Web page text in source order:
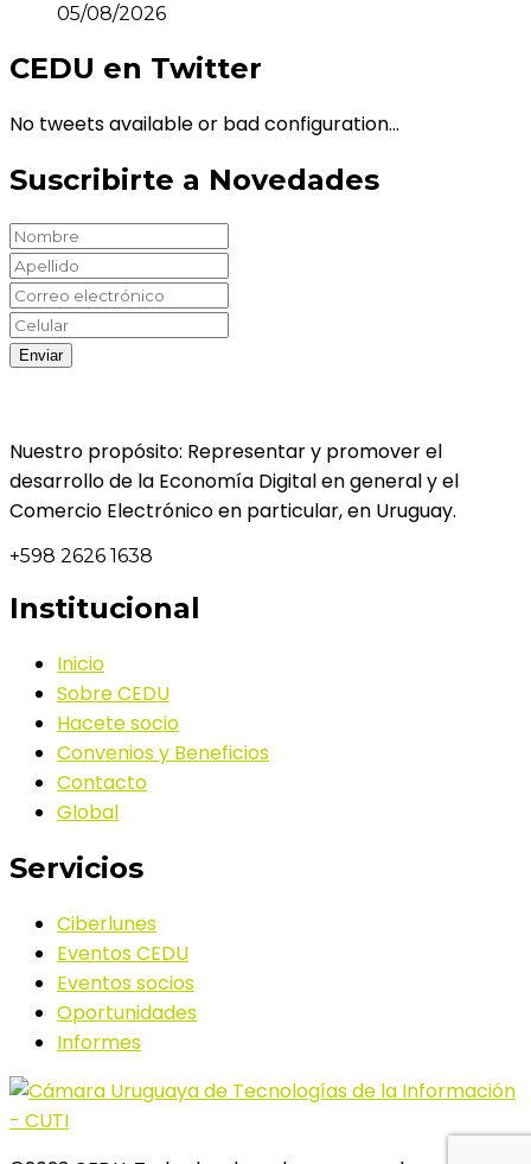
05/08/2026
CEDU en Twitter
No tweets available or bad configuration...
Suscribirte a Novedades
Nuestro propósito: Representar y promover el
desarrollo de la Economía Digital en general y el
Comercio Electrónico en particular, en Uruguay.
+598 2626 1638
Institucional
Inicio
Sobre CEDU
Hacete socio
Convenios y Beneficios
Contacto
Global
Servicios
Ciberlunes
Eventos CEDU
Eventos socios
Oportunidades
Informes